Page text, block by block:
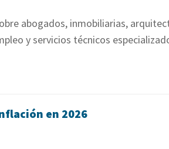
abogados, inmobiliarias,
y servicios técnicos
en 2026